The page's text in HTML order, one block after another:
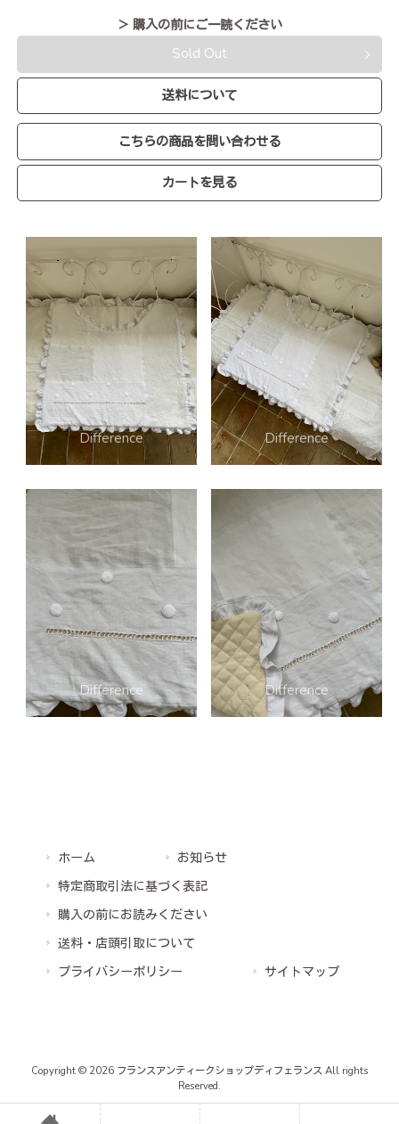
＞ 購入の前にご一読ください
Sold Out
送料について
こちらの商品を問い合わせる
カートを見る
ホーム
お知らせ
特定商取引法に基づく表記
購入の前にお読みください
送料・店頭引取について
プライバシーポリシー
サイトマップ
Copyright © 2026 フランスアンティークショップディフェランス All rights
Reserved.